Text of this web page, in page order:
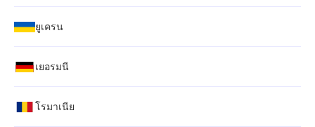
ยูเครน
เยอรมนี
โรมาเนีย